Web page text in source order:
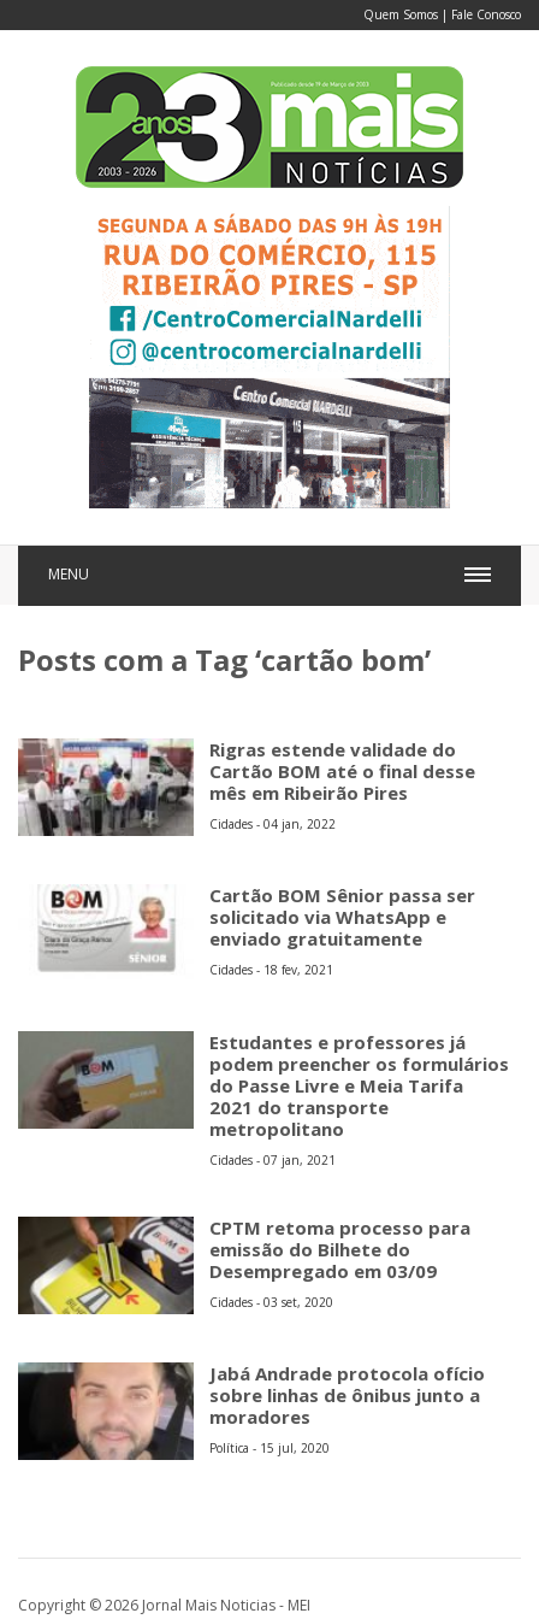
Quem Somos | Fale Conosco
MENU
Posts com a Tag ‘cartão bom’
Rigras estende validade do
Cartão BOM até o final desse
mês em Ribeirão Pires
Cidades - 04 jan, 2022
Cartão BOM Sênior passa ser
solicitado via WhatsApp e
enviado gratuitamente
Cidades - 18 fev, 2021
Estudantes e professores já
podem preencher os formulários
do Passe Livre e Meia Tarifa
2021 do transporte
metropolitano
Cidades - 07 jan, 2021
CPTM retoma processo para
emissão do Bilhete do
Desempregado em 03/09
Cidades - 03 set, 2020
Jabá Andrade protocola ofício
sobre linhas de ônibus junto a
moradores
Política - 15 jul, 2020
Copyright © 2026 Jornal Mais Noticias - MEI